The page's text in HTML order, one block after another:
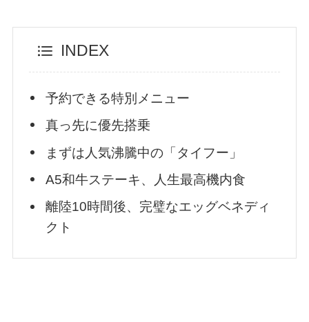
INDEX
予約できる特別メニュー
真っ先に優先搭乗
まずは人気沸騰中の「タイフー」
A5和牛ステーキ、人生最高機内食
離陸10時間後、完璧なエッグベネディ
クト